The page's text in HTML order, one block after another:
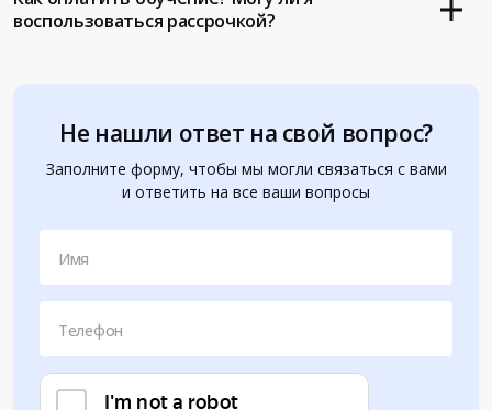
Не нашли ответ на свой вопрос?
Заполните форму, чтобы мы могли связаться с вами
и ответить на все ваши вопросы
Имя
Телефон
воспользоваться рассрочкой?